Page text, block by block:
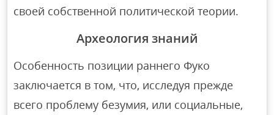
своей собственной политической теории.
Археология знаний
Особенность позиции раннего Фуко
заключается в том, что, исследуя прежде
всего проблему безумия, или социальные,